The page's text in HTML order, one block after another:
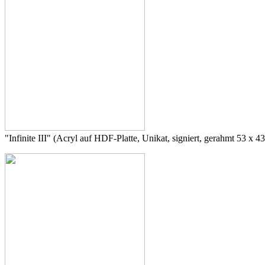
"Infinite III" (Acryl auf HDF-Platte, Unikat, signiert, gerahmt 53 x